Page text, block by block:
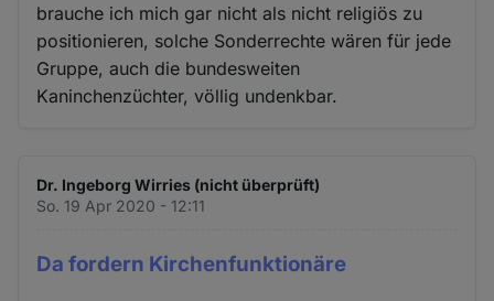
brauche ich mich gar nicht als nicht religiös zu
positionieren, solche Sonderrechte wären für jede
Gruppe, auch die bundesweiten
Kaninchenzüchter, völlig undenkbar.
Dr. Ingeborg Wirries (nicht überprüft)
So. 19 Apr 2020 - 12:11
Da fordern Kirchenfunktionäre